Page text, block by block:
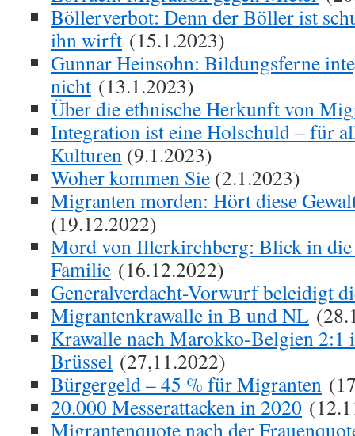
Böllerverbot: Denn der Böller ist
ihn wirft (15.1.2023)
Gunnar Heinsohn: Bildungsferne
nicht (13.1.2023)
Über die ethnische Herkunft von
Integration ist eine Holschuld – für
Kulturen (9.1.2023)
Woher kommen Sie (2.1.2023)
Migranten morden: Hört diese
(19.12.2022)
Mord von Illerkirchberg: Blick in die
Familie (16.12.2022)
Generalverdacht-Vorwurf beleidigt
Migrantenkrawalle in B und NL
Krawalle nach Marokko-Belgien 2:1
Brüssel (27,11.2022)
Bürgergeld – 45 % für Migranten
20.000 Messerattacken in 2020
Migrantenquote nach der